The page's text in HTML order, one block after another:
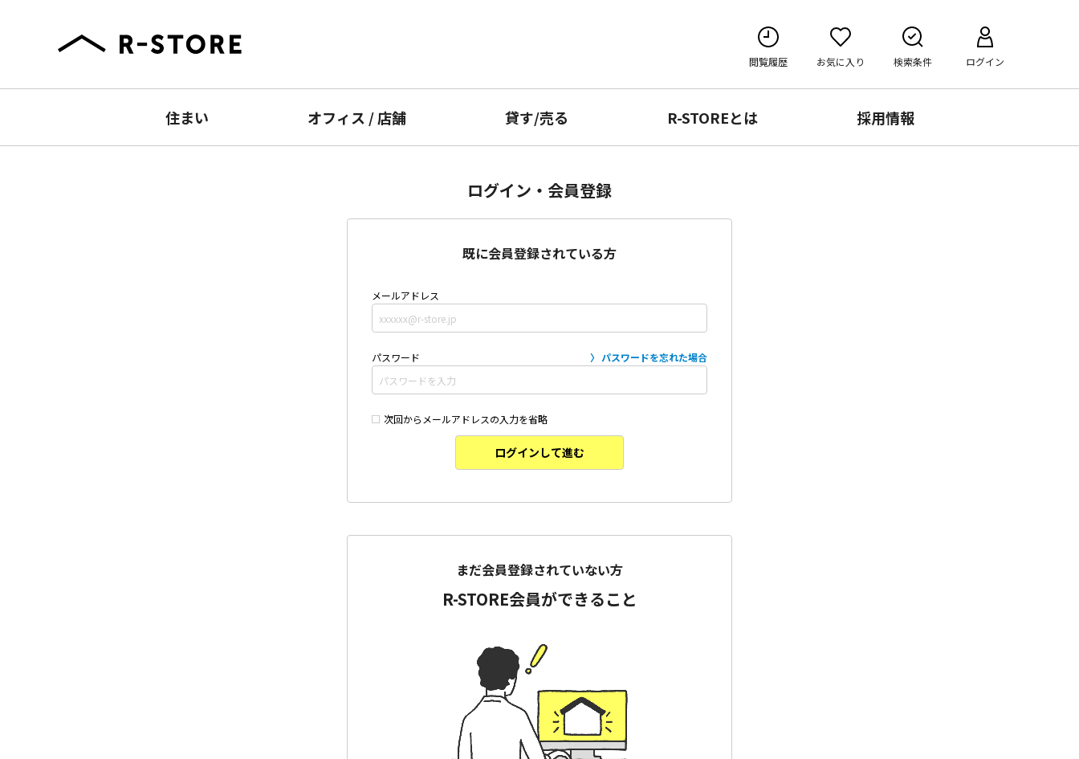
閲覧履歴 お気に入り 検索条件 ログイン
住まい オフィス /店舗 貸す/売る R-STOREとは 採用情報
ログイン・会員登録
既に会員登録されている方
メールアドレス
パスワード パスワードを忘れた場合
次回からメールアドレスの入力を省略
ログインして進む
まだ会員登録されていない方
R-STORE会員ができること